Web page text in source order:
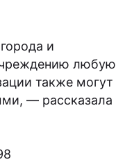
и
любую
также могут
— рассказала